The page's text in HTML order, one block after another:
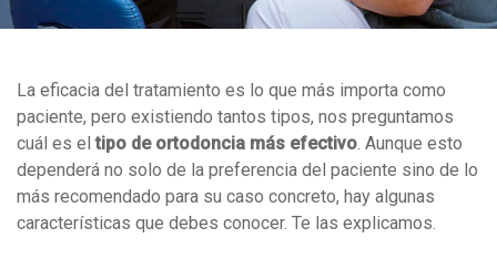
La eficacia del tratamiento es lo que más importa como
paciente, pero existiendo tantos tipos, nos preguntamos
cuál es eltipo de ortodoncia más efectivo. Aunque esto
dependerá no solo de la preferencia del paciente sino de lo
más recomendado para su caso concreto, hay algunas
características que debes conocer. Te las explicamos.